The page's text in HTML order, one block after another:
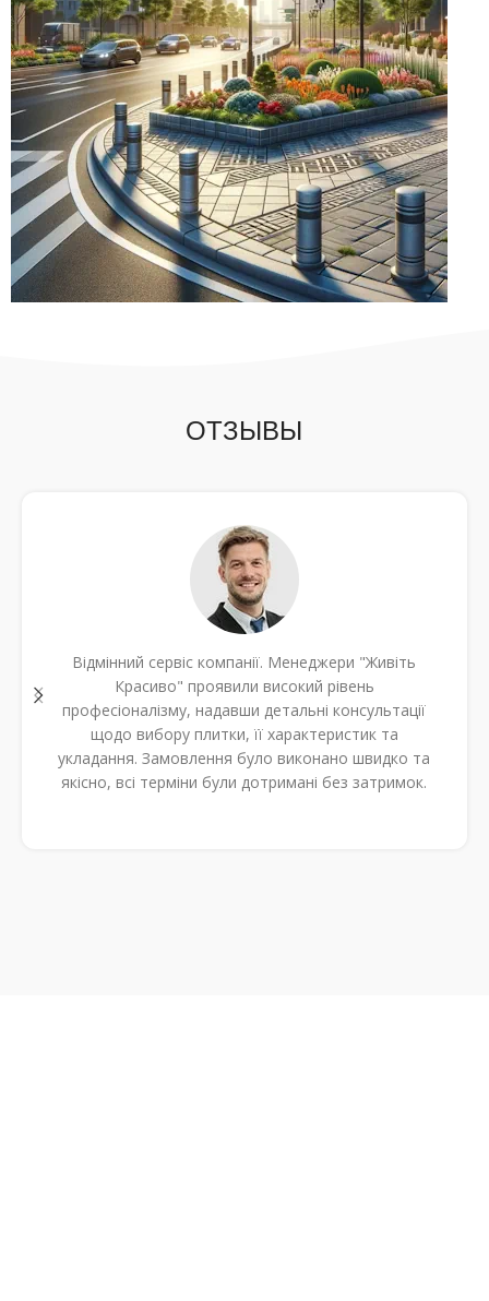
опалубочные
ЭЛЕМЕНТЫ
ОТЗЫВЫ
Відмінний сервіс компанії. Менеджери "Живіть
Красиво" проявили високий рівень
професіоналізму, надавши детальні консультації
щодо вибору плитки, її характеристик та
укладання. Замовлення було виконано швидко та
якісно, всі терміни були дотримані без затримок.